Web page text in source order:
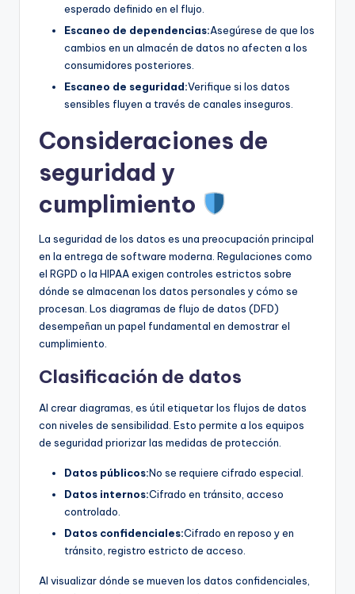
esperado definido en el flujo.
Escaneo de dependencias:Asegúrese de que los
cambios en un almacén de datos no afecten a los
consumidores posteriores.
Escaneo de seguridad:Verifique si los datos
sensibles fluyen a través de canales inseguros.
Consideraciones de
seguridad y
cumplimiento
La seguridad de los datos es una preocupación principal
en la entrega de software moderna. Regulaciones como
el RGPD o la HIPAA exigen controles estrictos sobre
dónde se almacenan los datos personales y cómo se
procesan. Los diagramas de flujo de datos (DFD)
desempeñan un papel fundamental en demostrar el
cumplimiento.
Clasificación de datos
Al crear diagramas, es útil etiquetar los flujos de datos
con niveles de sensibilidad. Esto permite a los equipos
de seguridad priorizar las medidas de protección.
Datos públicos:No se requiere cifrado especial.
Datos internos:Cifrado en tránsito, acceso
controlado.
Datos confidenciales:Cifrado en reposo y en
tránsito, registro estricto de acceso.
Al visualizar dónde se mueven los datos confidenciales,